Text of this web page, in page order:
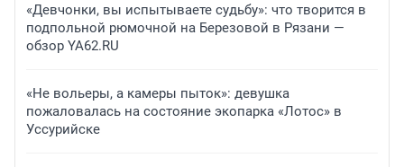
«Девчонки, вы испытываете судьбу»: что творится в
подпольной рюмочной на Березовой в Рязани —
обзор YA62.RU
«Не вольеры, а камеры пыток»: девушка
пожаловалась на состояние экопарка «Лотос» в
Уссурийске